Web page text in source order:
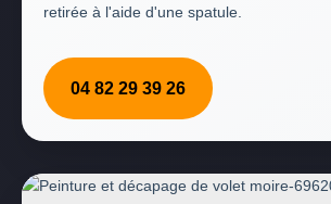
retirée à l'aide d'une spatule.
04 82 29 39 26